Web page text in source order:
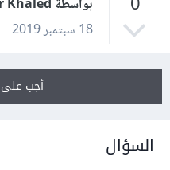
بواسطة Amr Khaled
18 سبتمبر 2019
أجب
السؤال